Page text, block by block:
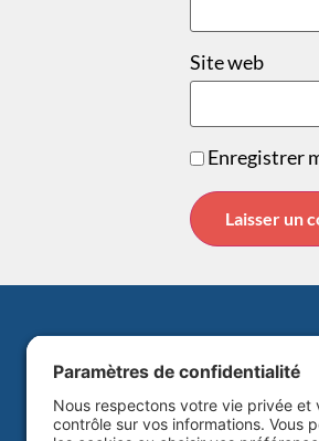
Site web
Enregistrer